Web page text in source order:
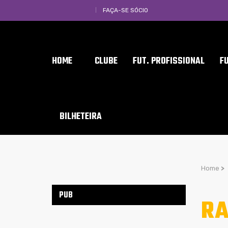
FAÇA-SE SÓCIO
HOME CLUBE FUT. PROFISSIONAL
BILHETEIRA
Home >
PUB